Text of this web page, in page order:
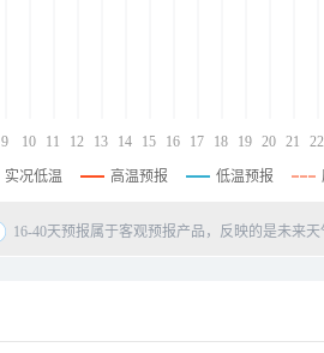
9 10 11 12 13 14 15 16 17 18 19 20 21 22
实况低温 高温预报 低温预报
16-40天预报属于客观预报产品，反映的是未来